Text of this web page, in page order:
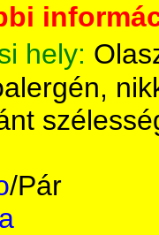
hely:
/Pár